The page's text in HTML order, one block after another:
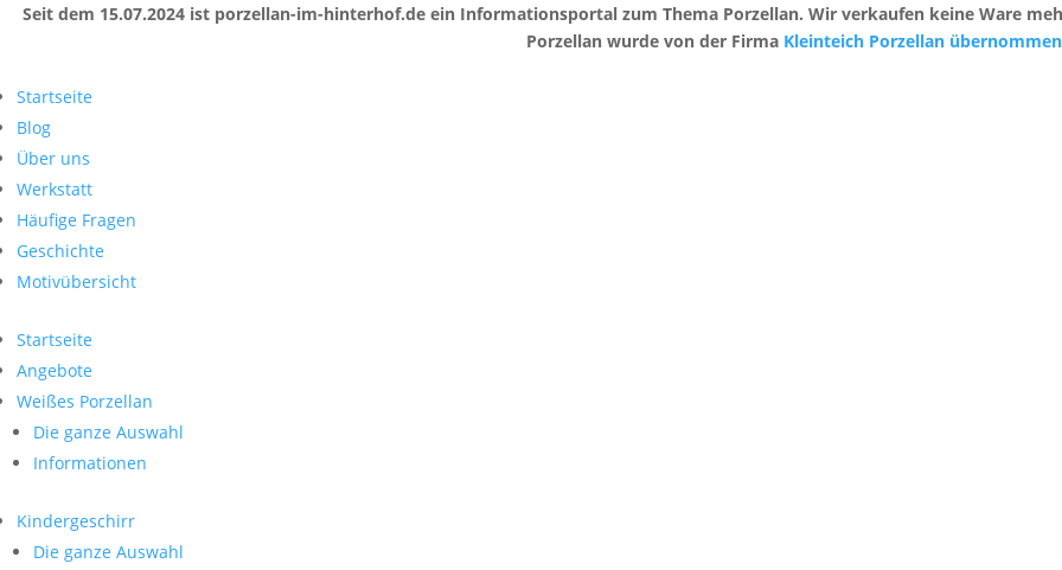
Seit dem 15.07.2024 ist porzellan-im-hinterhof.de ein Informationsportal zum Thema Porzellan. Wir verkaufen keine Ware
Porzellan wurde von der Firma Kleinteich Porzellan übernommen
Startseite
Blog
Über uns
Werkstatt
Häufige Fragen
Geschichte
Motivübersicht
Startseite
Angebote
Weißes Porzellan
Die ganze Auswahl
Informationen
Kindergeschirr
Die ganze Auswahl